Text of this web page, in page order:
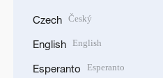
Czech Český
English English
Esperanto Esperanto